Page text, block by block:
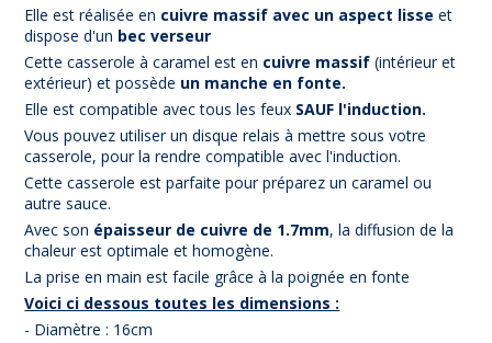
Elle est réalisée en cuivre massif avec un aspect lisseet
dispose d'un bec verseur
Cette casserole à caramel est en cuivre massif(intérieur et
extérieur) et possède un manche en fonte.
Elle est compatible avec tous les feux SAUF l'induction.
Vous pouvez utiliser un disque relais à mettre sous votre
casserole, pour la rendre compatible avec l'induction.
Cette casserole est parfaite pour préparez un caramel ou
autre sauce.
Avec son épaisseur de cuivre de 1.7mm, la diffusion de la
chaleur est optimale et homogène.
La prise en main est facile grâce à la poignée en fonte
Voici ci dessous toutes les dimensions :
- Diamètre : 16cm